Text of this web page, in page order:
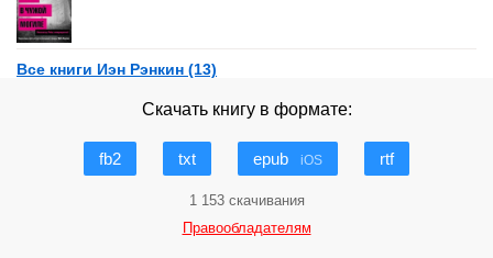
Все книги Иэн Рэнкин (13)
Скачать книгу в формате:
fb2 txt epub iOS rtf
1 153 скачивания
Правообладателям